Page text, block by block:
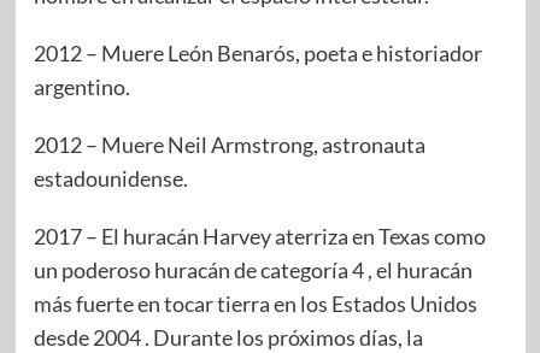
2012 – Muere León Benarós, poeta e historiador
argentino.
2012 – Muere Neil Armstrong, astronauta
estadounidense.
2017 – El huracán Harvey aterriza en Texas como
un poderoso huracán de categoría 4 , el huracán
más fuerte en tocar tierra en los Estados Unidos
desde 2004 . Durante los próximos días, la